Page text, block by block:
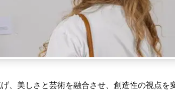
、美しさと芸術を融合させ、創造性の視点を